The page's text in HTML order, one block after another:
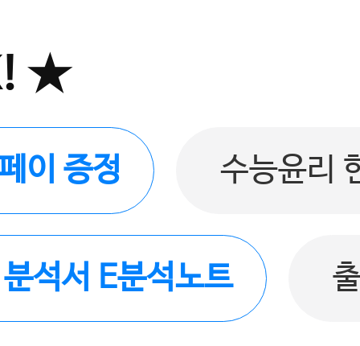
★
이 증정 수능윤리
석서 E분석노트